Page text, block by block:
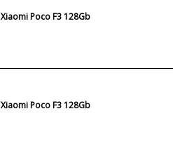
Xiaomi Poco F3 128Gb
Xiaomi Poco F3 128Gb